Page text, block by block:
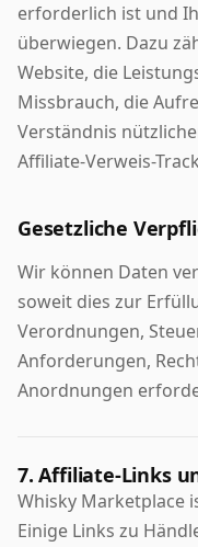
erforderlich ist und
überwiegen. Dazu
Website, die
Missbrauch, die
Verständnis
Affiliate-Verweis-
Gesetzliche
Wir können Daten
soweit dies zur
Verordnungen,
Anforderungen,
Anordnungen
7. Affiliate-Links
Whisky Marketplace
Einige Links zu